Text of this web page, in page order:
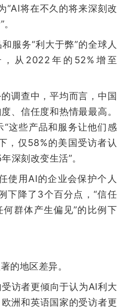
“AI将在不久的将来深刻改
服务“利大于弊”的全球人
从2022年的52%增至
调查中，平均而言，中国
、信任度和热情最最高。
这些产品和服务让他们感
，仅58%的美国受访者认
深刻改变生活”。
使用AI的企业会保护个人
下降了3个百分点，“信任
群体产生偏见”的比例下
的地区差异。
访者更倾向于认为AI利大
洲和英语国家的受访者更